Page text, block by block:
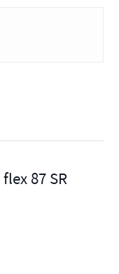
87 SR